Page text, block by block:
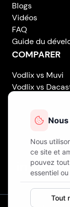
Blogs
Vidéos
FAQ
Guide du
COMPARER
Vodlix vs Muvi
Vodlix vs
Vodlix vs
Vodlix on
Vodlix